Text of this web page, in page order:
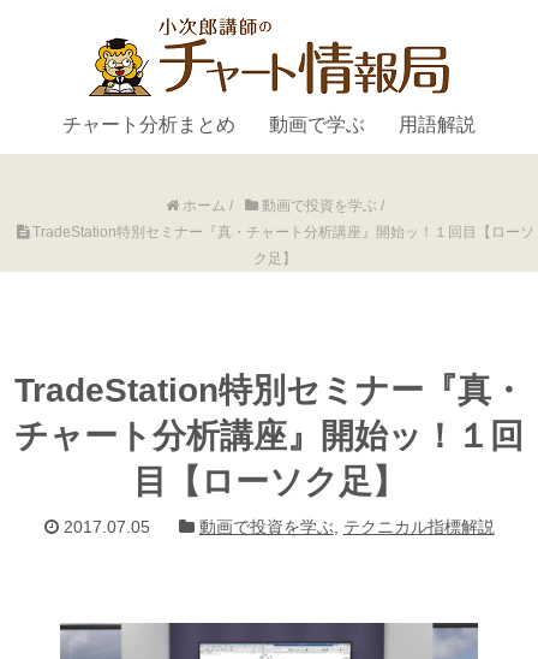
チャート分析まとめ 動画で学ぶ 用語解説
ホーム / 動画で投資を学ぶ /
TradeStation特別セミナー『真・チャート分析講座』開始ッ！１回目【ローソ
ク足】
TradeStation特別セミナー『真・
チャート分析講座』開始ッ！１回
目【ローソク足】
2017.07.05 動画で投資を学ぶ テクニカル指標解説